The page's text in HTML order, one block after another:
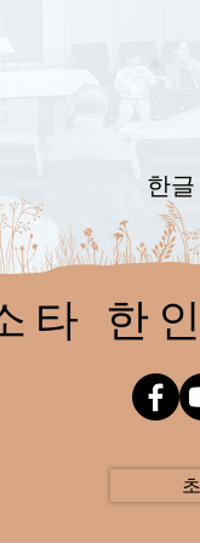
한글
타 한